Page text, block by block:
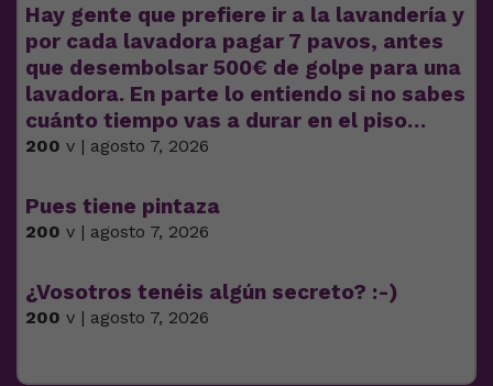
Hay gente que prefiere ir a la lavandería y
por cada lavadora pagar 7 pavos, antes
que desembolsar 500€ de golpe para una
lavadora. En parte lo entiendo si no sabes
cuánto tiempo vas a durar en el piso…
200 v | agosto 7, 2026
Pues tiene pintaza
200 v | agosto 7, 2026
¿Vosotros tenéis algún secreto? :-)
200 v | agosto 7, 2026